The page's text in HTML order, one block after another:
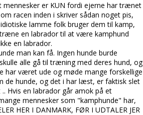
mennesker er KUN fordi ejerne har trænet
racen inden i skriver sådan noget pis,
lamme folk bruger dem til kamp,
en labrador til at være kamphund
en labrador.
man kan få. Ingen hunde burde
alle gå til træning med deres hund, og
har været ude og møde mange forskellige
de hunde, og det i har læst, er faktisk slet
Hvis en labrador går amok på et
mennesker som "kamphunde" har,
HER I DANMARK, FØR I UDTALER JER